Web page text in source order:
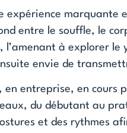
expérience marquante
entre le souffle, le
l’amenant à explorer le
envie de
entreprise, en cours
du débutant au
et des rythmes